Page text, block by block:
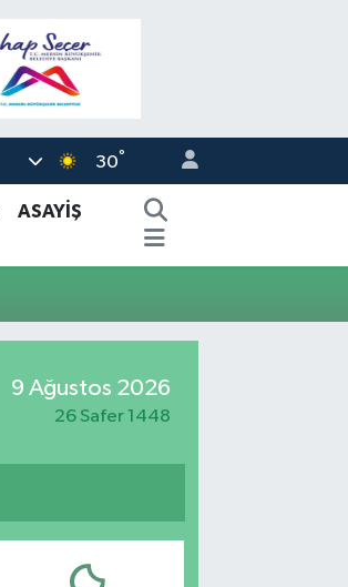
30°
ASAYİŞ
9 Ağustos 2026
26 Safer 1448